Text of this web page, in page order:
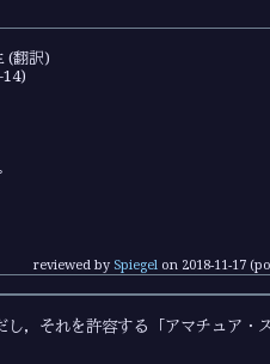
(翻訳)
reviewed by Spiegel on 2018-11-17
，それを許容する「アマチュア・